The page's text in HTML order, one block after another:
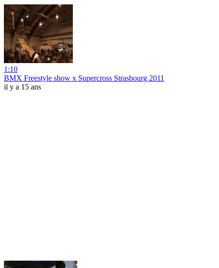
1:10
BMX Freestyle show x Supercross Strasbourg 2011
il y a 15 ans